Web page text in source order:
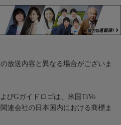
放送内容と異なる場合がございま
びGガイドロゴは、米国TiVo
連会社の日本国内における商標ま